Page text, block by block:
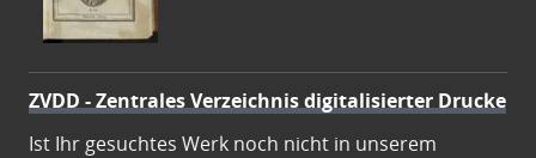
ZVDD - Zentrales Verzeichnis digitalisierter Drucke
Ist Ihr gesuchtes Werk noch nicht in unserem